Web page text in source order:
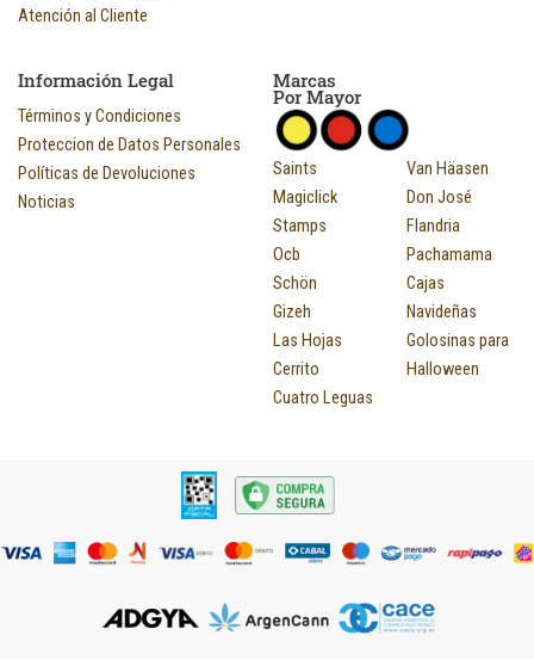
Atención al Cliente
Información Legal
Términos y Condiciones
Proteccion de Datos Personales
Políticas de Devoluciones
Noticias
Marcas
Por Mayor
Saints
Magiclick
Stamps
Ocb
Schön
Gizeh
Las Hojas
Cerrito
Cuatro Leguas
Van Häasen
Don José
Flandria
Pachamama
Cajas
Navideñas
Golosinas para
Halloween